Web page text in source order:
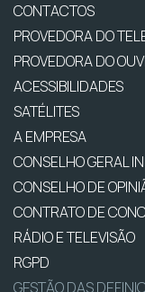
CONTACTOS
PROVEDORA DO
PROVEDORA DO
ACESSIBILIDADES
SATÉLITES
A EMPRESA
CONSELHO GERAL
CONSELHO DE
CONTRATO DE
RÁDIO E TELEVISÃO
RGPD
GESTÃO DAS